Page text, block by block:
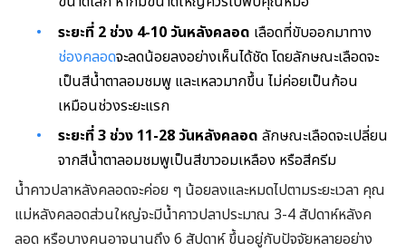
ระยะที่ 2 ช่วง 4-10 วันหลังคลอด เลือดที่ขับออกมาทาง
ช่องคลอดจะลดน้อยลงอย่างเห็นได้ชัด โดยลักษณะเลือดจะ
เป็นสีน้ำตาลอมชมพู และเหลวมากขึ้น ไม่ค่อยเป็นก้อน
เหมือนช่วงระยะแรก
ระยะที่ 3 ช่วง 11-28 วันหลังคลอด ลักษณะเลือดจะเปลี่ยน
จากสีน้ำตาลอมชมพูเป็นสีขาวอมเหลือง หรือสีครีม
น้ำคาวปลาหลังคลอดจะค่อย ๆ น้อยลงและหมดไปตามระยะเวลา คุณ
แม่หลังคลอดส่วนใหญ่จะมีน้ำคาวปลาประมาณ 3-4 สัปดาห์หลังค
ลอด หรือบางคนอาจนานถึง 6 สัปดาห์ ขึ้นอยู่กับปัจจัยหลายอย่าง